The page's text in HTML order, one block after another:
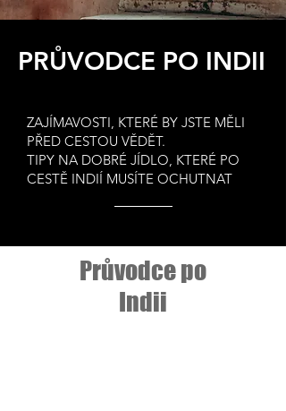
PRŮVODCE PO INDII
ZAJÍMAVOSTI, KTERÉ BY JSTE MĚLI
PŘED CESTOU VĚDĚT.
TIPY NA DOBRÉ JÍDLO, KTERÉ PO
CESTĚ INDIÍ MUSÍTE OCHUTNAT
Průvodce po
Indii